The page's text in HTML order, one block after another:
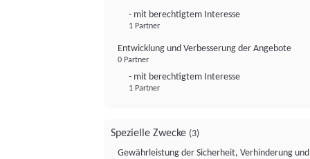
- mit berechtigtem Interesse
1 Partner
Entwicklung und Verbesserung der Angebote
0 Partner
- mit berechtigtem Interesse
1 Partner
Spezielle Zwecke (3)
Gewährleistung der Sicherheit, Verhinderung